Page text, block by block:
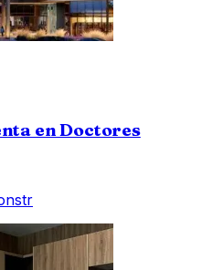
en Doctores